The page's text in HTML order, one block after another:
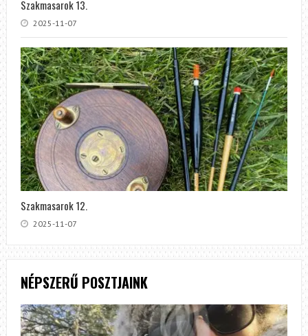
Szakmasarok 13.
2025-11-07
Szakmasarok 12.
2025-11-07
NÉPSZERŰ POSZTJAINK